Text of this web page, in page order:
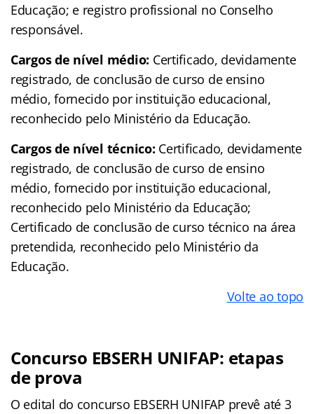
Educação; e registro profissional no Conselho
responsável.
Cargos de nível médio: Certificado, devidamente
registrado, de conclusão de curso de ensino
médio, fornecido por instituição educacional,
reconhecido pelo Ministério da Educação.
Cargos de nível técnico: Certificado, devidamente
registrado, de conclusão de curso de ensino
médio, fornecido por instituição educacional,
reconhecido pelo Ministério da Educação;
Certificado de conclusão de curso técnico na área
pretendida, reconhecido pelo Ministério da
Educação.
Volte ao topo
Concurso EBSERH UNIFAP: etapas
de prova
O edital do concurso EBSERH UNIFAP prevê até 3